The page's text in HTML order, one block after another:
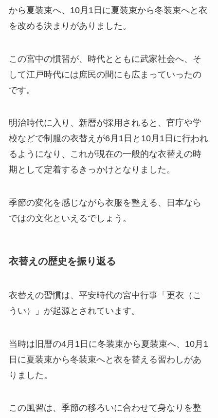
から夏装束へ、10月1日に夏装束から冬装束へと衣
を改める決まりがありました。
この宮中の慣習が、時代とともに武家社会へ、そ
して江戸時代には庶民の間にも広まっていったの
です。
明治時代に入り、新暦が採用されると、官庁や学
校などで制服の衣替えが6月1日と10月1日に行われ
るようになり、これが現在の一般的な衣替えの時
期として定着するきっかけとなりました。
季節の変化を感じながら衣服を整える、日本なら
ではの文化といえるでしょう。
衣替えの歴史を振り返る
衣替えの習慣は、平安時代の宮中行事「更衣（こ
うい）」が起源とされています。
当時は旧暦の4月1日に冬装束から夏装束へ、10月1
日に夏装束から冬装束へと衣を替える習わしがあ
りました。
この風習は、季節の移ろいに合わせて身なりを整